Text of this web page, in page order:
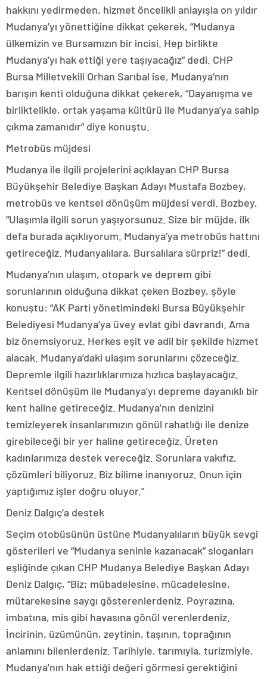
hakkını yedirmeden, hizmet öncelikli anlayışla on yıldır
Mudanya’yı yönettiğine dikkat çekerek, “Mudanya
ülkemizin ve Bursamızın bir incisi. Hep birlikte
Mudanya’yı hak ettiği yere taşıyacağız” dedi. CHP
Bursa Milletvekili Orhan Sarıbal ise, Mudanya’nın
barışın kenti olduğuna dikkat çekerek, “Dayanışma ve
birliktelikle, ortak yaşama kültürü ile Mudanya’ya sahip
çıkma zamanıdır” diye konuştu.
Metrobüs müjdesi
Mudanya ile ilgili projelerini açıklayan CHP Bursa
Büyükşehir Belediye Başkan Adayı Mustafa Bozbey,
metrobüs ve kentsel dönüşüm müjdesi verdi. Bozbey,
“Ulaşımla ilgili sorun yaşıyorsunuz. Size bir müjde, ilk
defa burada açıklıyorum. Mudanya’ya metrobüs hattını
getireceğiz. Mudanyalılara, Bursalılara sürpriz!” dedi.
Mudanya’nın ulaşım, otopark ve deprem gibi
sorunlarının olduğuna dikkat çeken Bozbey, şöyle
konuştu: “AK Parti yönetimindeki Bursa Büyükşehir
Belediyesi Mudanya’ya üvey evlat gibi davrandı. Ama
biz önemsiyoruz. Herkes eşit ve adil bir şekilde hizmet
alacak. Mudanya’daki ulaşım sorunlarını çözeceğiz.
Depremle ilgili hazırlıklarımıza hızlıca başlayacağız.
Kentsel dönüşüm ile Mudanya’yı depreme dayanıklı bir
kent haline getireceğiz. Mudanya’nın denizini
temizleyerek insanlarımızın gönül rahatlığı ile denize
girebileceği bir yer haline getireceğiz. Üreten
kadınlarımıza destek vereceğiz. Sorunlara vakıfız,
çözümleri biliyoruz. Biz bilime inanıyoruz. Onun için
yaptığımız işler doğru oluyor.”
Deniz Dalgıç’a destek
Seçim otobüsünün üstüne Mudanyalıların büyük sevgi
gösterileri ve “Mudanya seninle kazanacak” sloganları
eşliğinde çıkan CHP Mudanya Belediye Başkan Adayı
Deniz Dalgıç, “Biz; mübadelesine, mücadelesine,
mütarekesine saygı gösterenlerdeniz. Poyrazına,
imbatına, mis gibi havasına gönül verenlerdeniz.
İncirinin, üzümünün, zeytinin, taşının, toprağının
anlamını bilenlerdeniz. Tarihiyle, tarımıyla, turizmiyle,
Mudanya’nın hak ettiği değeri görmesi gerektiğini